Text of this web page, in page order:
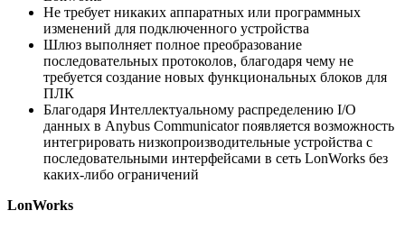
Не требует никаких аппаратных или программных
изменений для подключенного устройства
Шлюз выполняет полное преобразование
последовательных протоколов, благодаря чему не
требуется создание новых функциональных блоков для
ПЛК
Благодаря Интеллектуальному распределению I/O
данных в Anybus Communicator появляется возможность
интегрировать низкопроизводительные устройства с
последовательными интерфейсами в сеть LonWorks без
каких-либо ограничений
LonWorks